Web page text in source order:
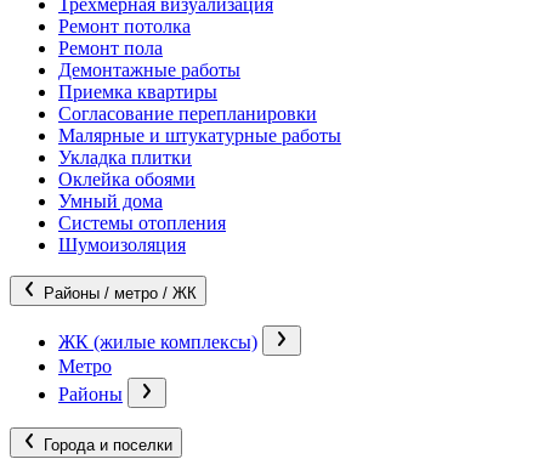
Трехмерная визуализация
Ремонт потолка
Ремонт пола
Демонтажные работы
Приемка квартиры
Согласование перепланировки
Малярные и штукатурные работы
Укладка плитки
Оклейка обоями
Умный дома
Системы отопления
Шумоизоляция
Районы / метро / ЖК
ЖК (жилые комплексы)
Метро
Районы
Города и поселки